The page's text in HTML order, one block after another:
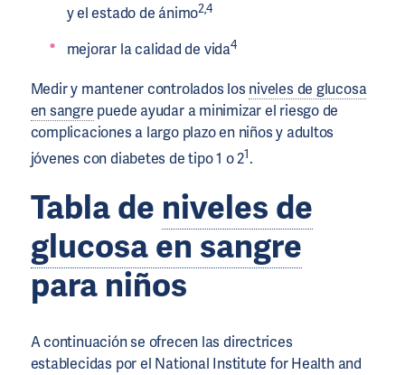
y el estado de ánimo2,4
mejorar la calidad de vida4
Medir y mantener controlados los niveles de glucosa
en sangre puede ayudar a minimizar el riesgo de
complicaciones a largo plazo en niños y adultos
jóvenes con diabetes de tipo 1 o 21.
Tabla de niveles de
glucosa en sangre
para niños
A continuación se ofrecen las directrices
establecidas por el National Institute for Health and